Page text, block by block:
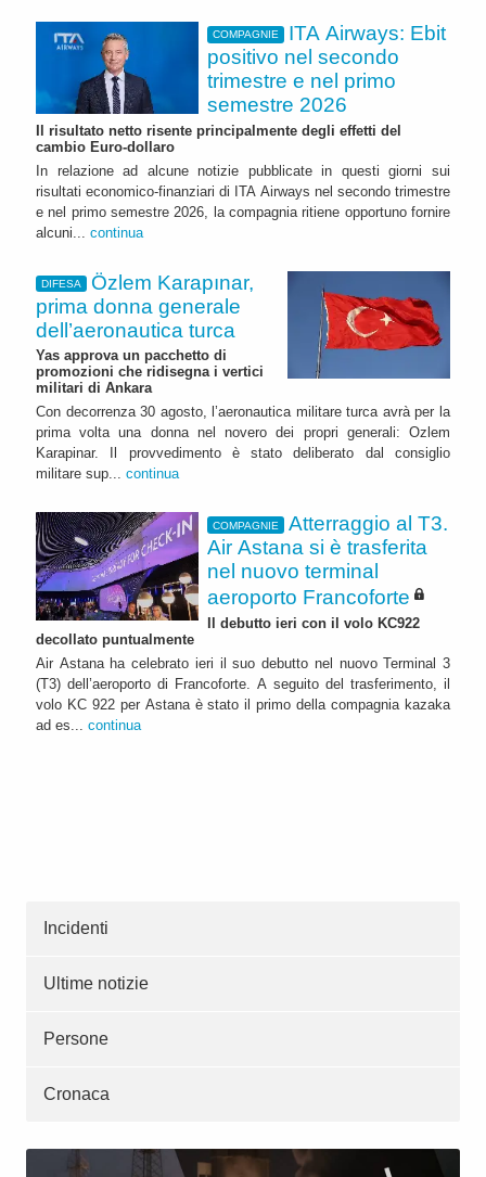
COMPAGNIE
ITA Airways: Ebit
positivo nel secondo
trimestre e nel primo
semestre 2026
Il risultato netto risente principalmente degli effetti del
cambio Euro-dollaro
In relazione ad alcune notizie pubblicate in questi giorni sui
risultati economico-finanziari di ITA Airways nel secondo trimestre
e nel primo semestre 2026, la compagnia ritiene opportuno fornire
alcuni... continua
DIFESA
Özlem Karapınar,
prima donna generale
dell’aeronautica turca
Yas approva un pacchetto di
promozioni che ridisegna i vertici
militari di Ankara
Con decorrenza 30 agosto, l’aeronautica militare turca avrà per la
prima volta una donna nel novero dei propri generali: Ozlem
Karapinar. Il provvedimento è stato deliberato dal consiglio
militare sup... continua
COMPAGNIE
Atterraggio al T3.
Air Astana si è trasferita
nel nuovo terminal
aeroporto Francoforte
Il debutto ieri con il volo KC922
decollato puntualmente
Air Astana ha celebrato ieri il suo debutto nel nuovo Terminal 3
(T3) dell’aeroporto di Francoforte. A seguito del trasferimento, il
volo KC 922 per Astana è stato il primo della compagnia kazaka
ad es... continua
Incidenti
Ultime notizie
Persone
Cronaca